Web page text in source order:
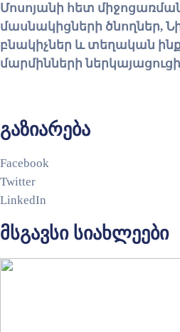
Մոսոյանի հետ
մասնակիցների ծնողներ,
բնակիչներ և տեղական
մարմինների
გაზიარება
Facebook
Twitter
LinkedIn
მსგავსი სიახლეები